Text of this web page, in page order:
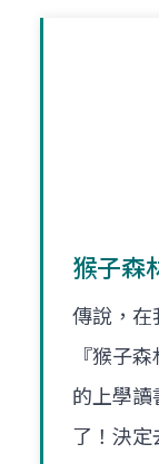
猴子森
傳說，在
『猴子
的上學讀
了！決定